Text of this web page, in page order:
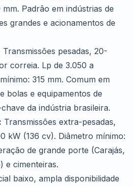
Padrão em indústrias de
grandes e acionamentos de
Transmissões pesadas, 20-
correia. Lp de 3.050 a
315 mm. Comum em
bolas e equipamentos de
da indústria brasileira.
Transmissões extra-pesadas,
kW (136 cv). Diâmetro mínimo:
de grande porte (Carajás,
e cimenteiras.
baixo, ampla disponibilidade